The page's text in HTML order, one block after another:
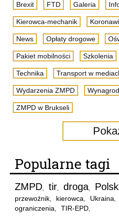
Brexit FTD Galeria
Kierowca-mechanik
News Opłaty drogowe
Pakiet mobilności Szkolenia
Technika Transport w
Wydarzenia ZMPD
ZMPD w Brukseli
Popularne tagi
ZMPD, tir, droga,
przewoźnik, kierowca, Ukraina,
ograniczenia, TIR-EPD,